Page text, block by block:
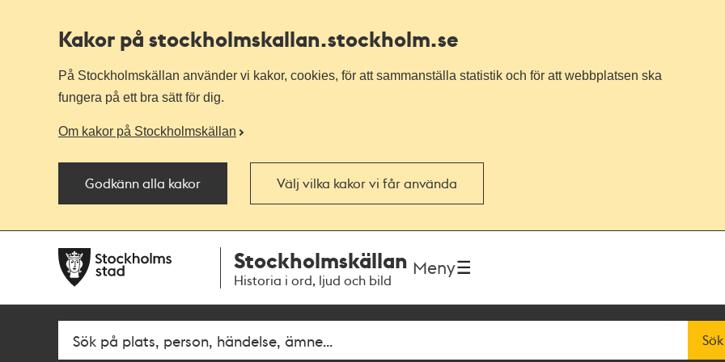
Kakor på stockholmskallan.stockholm.se
På Stockholmskällan använder vi kakor, cookies, för att sammanställa statistik och för att webbplatsen ska
fungera på ett bra sätt för dig.
Om kakor på Stockholmskällan
Godkänn alla kakor Välj vilka kakor vi får använda
navigationen
huvudinnehållet
Stockholmskällan
Historia i ord, ljud och bild
Meny
Fritextsök Sök